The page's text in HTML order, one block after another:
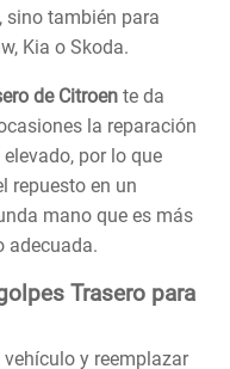
sino también para
Kia o Skoda.
de Citroen te da
la reparación
por lo que
repuesto en un
mano que es más
adecuada.
Trasero para
y reemplazar